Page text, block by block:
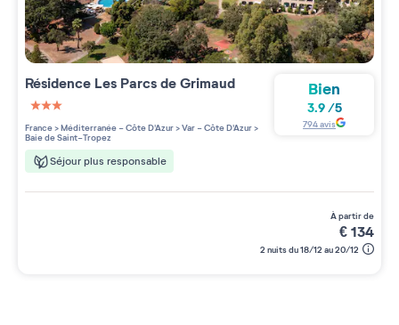
Résidence Les Parcs de Grimaud
3 étoiles sur 5
France>Méditerranée - Côte D'Azur>Var - Côte D'Azur>
Baie de Saint-Tropez
Séjour plus responsable
Bien
3.9/5
794avis
à partir de
€134
2 nuits du 18/12 au 20/12